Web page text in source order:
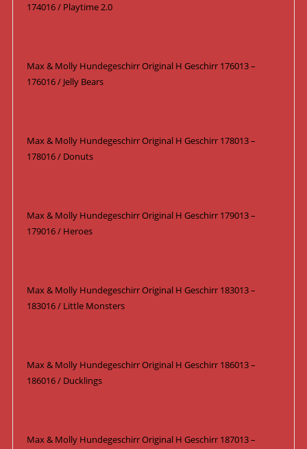
174016 / Playtime 2.0
Max & Molly Hundegeschirr Original H Geschirr 176013 –
176016 / Jelly Bears
Max & Molly Hundegeschirr Original H Geschirr 178013 –
178016 / Donuts
Max & Molly Hundegeschirr Original H Geschirr 179013 –
179016 / Heroes
Max & Molly Hundegeschirr Original H Geschirr 183013 –
183016 / Little Monsters
Max & Molly Hundegeschirr Original H Geschirr 186013 –
186016 / Ducklings
Max & Molly Hundegeschirr Original H Geschirr 187013 –